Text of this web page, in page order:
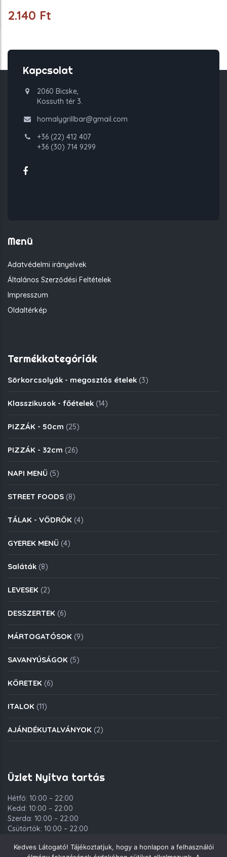
2.140 Ft
Kapcsolat
2060 Bicske,
Kossuth tér 3.
homalygrillbar@gmail.com
+36 (22) 412 407
+36 (30) 714 9299
Menü
Adatvédelmi irányelvek
Általános Szerződési Feltételek
Impresszum
Oldaltérkép
Termékkategóriák
Sörkorcsolyák - megosztós ételek (3)
Klasszikusok - főételek (14)
PIZZÁK - 50cm (25)
PIZZÁK - 32cm (26)
NAPI MENÜ (5)
STREET FOODS (8)
TÁLAK - VÖDRÖK (4)
GYEREK MENÜ (4)
Saláták (8)
LEVESEK (2)
DESSZERTEK (6)
MÁRTOGATÓSOK (9)
SAVANYÚSÁGOK (5)
KÖRETEK (6)
ITALOK (11)
AJÁNDÉKUTALVÁNYOK (2)
Üzlet Nyitva tartás
Hétfő: 10:00 – 22:00
Kedd: 10:00 – 22:00
Szerda: 10:00 – 22:00
Csütörtök: 10:00 – 22:00
Szombat: 10:00 – 00:00
Kedves Látogató! Tájékoztatjuk, hogy a honlapon a felhasználói